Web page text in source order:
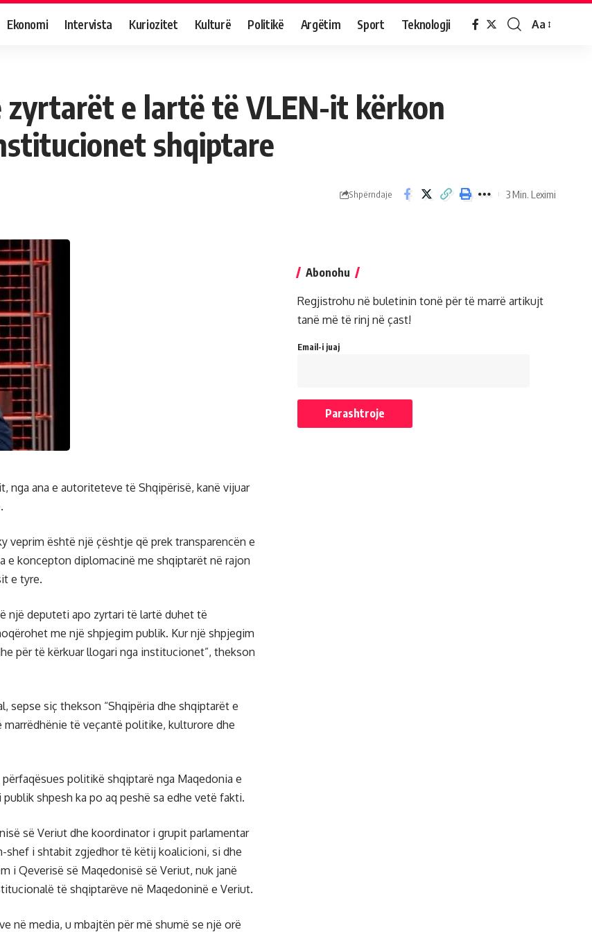
Ekonomi Intervista Kuriozitet Kulturë Politikë Argëtim Sport Teknologji Aa
zyrtarët e lartë të VLEN-it kërkon
shqiptare
Shpërndaje 3 Min. Leximi
nga ana e autoriteteve të Shqipërisë, kanë vijuar
veprim është një çështje që prek transparencën e
e koncepton diplomacinë me shqiptarët në rajon
e tyre.
një deputeti apo zyrtari të lartë duhet të
me një shpjegim publik. Kur një shpjegim
për të kërkuar llogari nga institucionet”, thekson
sepse siç thekson “Shqipëria dhe shqiptarët e
të veçantë politike, kulturore dhe
politikë shqiptarë nga Maqedonia e
shpesh ka po aq peshë sa edhe vetë fakti.
së Veriut dhe koordinator i grupit parlamentar
shef i shtabit zgjedhor të këtij koalicioni, si dhe
i Qeverisë së Maqedonisë së Veriut, nuk janë
të shqiptarëve në Maqedoninë e Veriut.
në media, u mbajtën për më shumë se një orë
Abonohu
Regjistrohu në buletinin tonë për të marrë artikujt
tanë më të rinj në çast!
Email-i juaj